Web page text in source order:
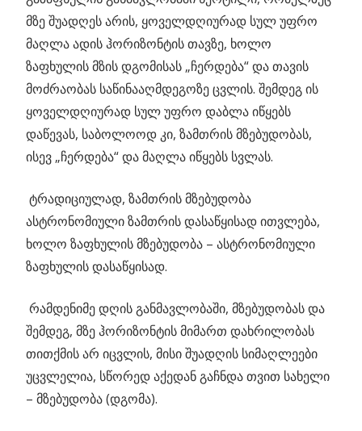
მზე შუადღეს არის, ყოველდღიურად სულ უფრო
მაღლა ადის ჰორიზონტის თავზე, ხოლო
ზაფხულის მზის დგომისას „ჩერდება“ და თავის
მოძრაობას საწინააღმდეგოზე ცვლის. შემდეგ ის
ყოველდღიურად სულ უფრო დაბლა იწყებს
დაწევას, საბოლოოდ კი, ზამთრის მზებუდობას,
ისევ „ჩერდება“ და მაღლა იწყებს სვლას.
ტრადიციულად, ზამთრის მზებუდობა
ასტრონომიული ზამთრის დასაწყისად ითვლება,
ხოლო ზაფხულის მზებუდობა – ასტრონომიული
ზაფხულის დასაწყისად.
რამდენიმე დღის განმავლობაში, მზებუდობას და
შემდეგ, მზე ჰორიზონტის მიმართ დახრილობას
თითქმის არ იცვლის, მისი შუადღის სიმაღლეები
უცვლელია, სწორედ აქედან გაჩნდა თვით სახელი
– მზებუდობა (დგომა).